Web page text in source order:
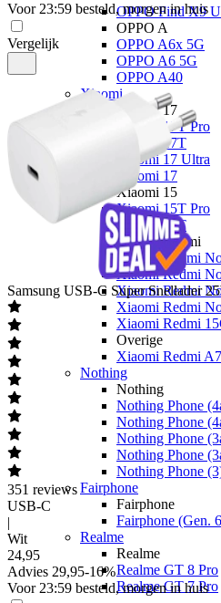
OPPO Find X9
OPPO A
OPPO A6x 5G
OPPO A6 5G
OPPO A40
Xiaomi
Xiaomi 17
Xiaomi 17T Pro
Xiaomi 17T
Xiaomi 17 Ultra
Xiaomi 17
Xiaomi 15
Xiaomi 15T Pro
Xiaomi 15T
Xiaomi Redmi
Xiaomi Redmi
Xiaomi Redmi
Xiaomi Redmi
Xiaomi Redmi
Xiaomi Redmi
Overige
Xiaomi Redmi
Nothing
Nothing
Nothing Phone
Nothing Phone
Nothing Phone
Nothing Phone
Nothing Phone
Fairphone
Fairphone
Fairphone (Gen.
Realme
Realme
Realme GT 8 Pro
Realme GT 7 Pro
Voor 23:59 besteld, morgen in huis
Vergelijk
Samsung USB-C Super Snellader
351 reviews
USB-C
|
Wit
24,95
Advies 29,95-16%
Voor 23:59 besteld, morgen in huis